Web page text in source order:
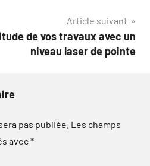
Article suivant
de vos travaux avec un
niveau laser de pointe
pas publiée. Les champs
avec*